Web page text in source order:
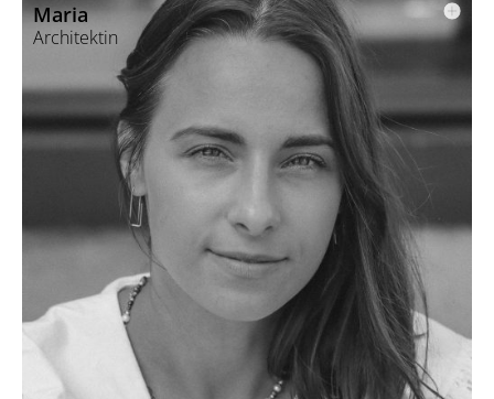
Robin studierte Architektur an der TU Dresden und der
Universität Florenz.
Er sammelte Erfahrung in Architekturbüros in Zürich, Berlin
und München sowie im modernen Holzbau.
Als Mitglied der Bayerischen Architektenkammer verbindet er
Entwurf mit einem starken Verständnis für Konstruktion und
Umsetzung.
Maria
Architektin